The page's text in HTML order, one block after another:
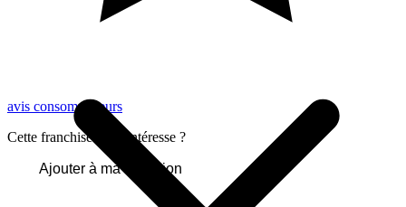
avis consommateurs
Cette franchise vous intéresse ?
Ajouter à ma sélection